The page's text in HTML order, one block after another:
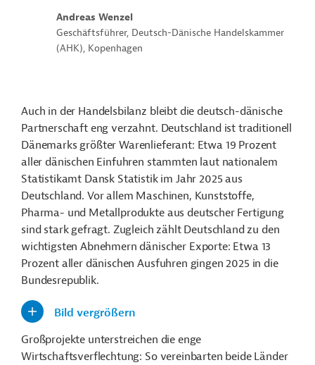
Andreas Wenzel
Geschäftsführer, Deutsch-Dänische Handelskammer
(AHK), Kopenhagen
Auch in der Handelsbilanz bleibt die deutsch-dänische
Partnerschaft eng verzahnt. Deutschland ist traditionell
Dänemarks größter Warenlieferant: Etwa 19 Prozent
aller dänischen Einfuhren stammten laut nationalem
Statistikamt Dansk Statistik im Jahr 2025 aus
Deutschland. Vor allem Maschinen, Kunststoffe,
Pharma- und Metallprodukte aus deutscher Fertigung
sind stark gefragt. Zugleich zählt Deutschland zu den
wichtigsten Abnehmern dänischer Exporte: Etwa 13
Prozent aller dänischen Ausfuhren gingen 2025 in die
Bundesrepublik.
Bild vergrößern
Großprojekte unterstreichen die enge
Wirtschaftsverflechtung: So vereinbarten beide Länder